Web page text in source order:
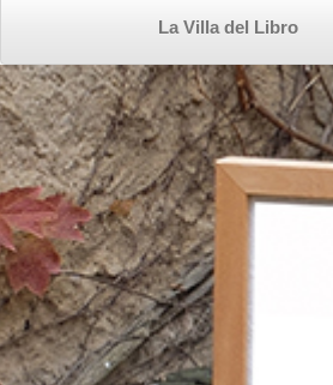
La Villa del Libro